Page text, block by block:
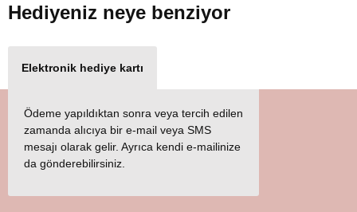
Hediyeniz neye benziyor
Elektronik hediye kartı
Ödeme yapıldıktan sonra veya tercih edilen
zamanda alıcıya bir e-mail veya SMS
mesajı olarak gelir. Ayrıca kendi e-mailinize
da gönderebilirsiniz.